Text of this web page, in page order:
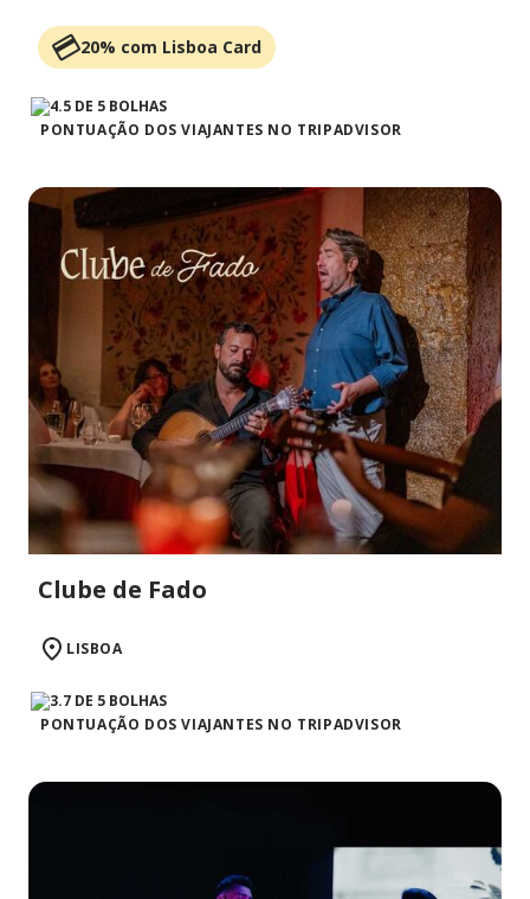
20% com Lisboa Card
PONTUAÇÃO DOS VIAJANTES NO TRIPADVISOR
Clube de Fado
LISBOA
PONTUAÇÃO DOS VIAJANTES NO TRIPADVISOR